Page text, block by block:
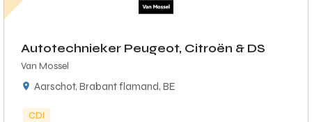
Autotechnieker Peugeot, Citroën & DS
Van Mossel
Aarschot, Brabant flamand, BE
CDI